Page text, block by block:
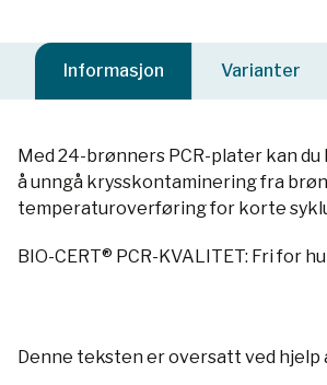
Informasjon Varianter
Med 24-brønners PCR-plater kan
å unngå krysskontaminering fra
temperaturoverføring for korte
BIO-CERT® PCR-KVALITET: Fri for
Denne teksten er oversatt ved